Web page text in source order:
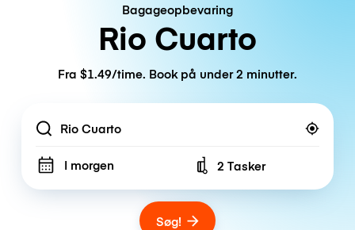
Bagageopbevaring
Rio Cuarto
Fra $1.49/time. Book på under 2 minutter.
Location
I morgen Number of bags
2 Tasker
Søg!